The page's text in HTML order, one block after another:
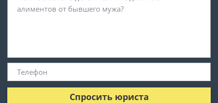
Спросить юриста